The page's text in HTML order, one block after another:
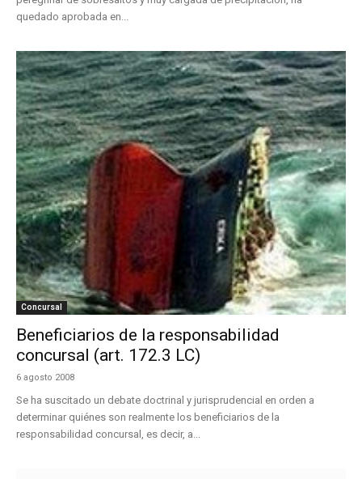
quedado aprobada en...
Concursal
Beneficiarios de la responsabilidad
concursal (art. 172.3 LC)
6 agosto 2008
Se ha suscitado un debate doctrinal y jurisprudencial en orden a
determinar quiénes son realmente los beneficiarios de la
responsabilidad concursal, es decir, a...